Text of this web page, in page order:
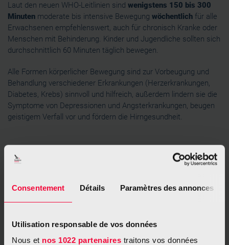
Consentement Détails Paramètres des annonces
Utilisation responsable de vos données
Nous et nos 1022 partenaires traitons vos données
Laut den neuen WHO-Leitlinien sind wenigstens 150 bis 300
Minuten moderate bis intensive Bewegung wöchentlich für alle
Erwachsenen empfehlenswert, auch für chronisch Kranke oder
Menschen mit Behinderung. Kinder und Jugendliche sollten sich
durchschnittlich 60 Minuten täglich bewegen.
Alle Formen körperlicher Bewegung sind zur Vorbeugung und
Behandlung verschiedener Erkrankungen (Herzerkrankungen,
Diabetes, Krebs) sinnvoll und hilfreich, außerdem lindern sie die
Symptome von Depressionen und Angsterkrankungen, beugen
geistigem Verfall vor und fördern die Hirngesundheit.
So bewegen Sie sich altersgerecht
Hilfreiche Apps